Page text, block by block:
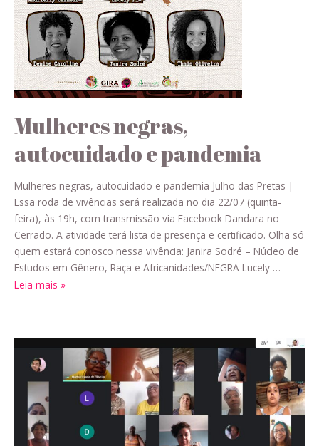
Mulheres negras,
autocuidado e pandemia
Mulheres negras, autocuidado e pandemia Julho das Pretas |
Essa roda de vivências será realizada no dia 22/07 (quinta-
feira), às 19h, com transmissão via Facebook Dandara no
Cerrado. A atividade terá lista de presença e certificado. Olha só
quem estará conosco nessa vivência: Janira Sodré – Núcleo de
Estudos em Gênero, Raça e Africanidades/NEGRA Lucely …
Leia mais »